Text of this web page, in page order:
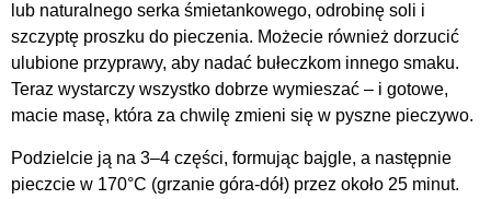
lub naturalnego serka śmietankowego, odrobinę soli i
szczyptę proszku do pieczenia. Możecie również dorzucić
ulubione przyprawy, aby nadać bułeczkom innego smaku.
Teraz wystarczy wszystko dobrze wymieszać – i gotowe,
macie masę, która za chwilę zmieni się w pyszne pieczywo.
Podzielcie ją na 3–4 części, formując bajgle, a następnie
pieczcie w 170°C (grzanie góra-dół) przez około 25 minut.